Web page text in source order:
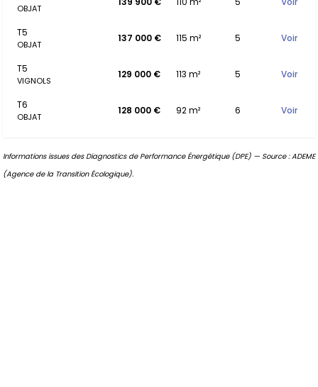
OBJAT
T5
OBJAT
137 000 € 115 m² 5 Voir
T5
VIGNOLS
129 000 € 113 m² 5 Voir
T6
OBJAT
128 000 € 92 m² 6 Voir
Informations issues des Diagnostics de Performance Énergétique (DPE) — Source : ADEME
(Agence de la Transition Écologique).